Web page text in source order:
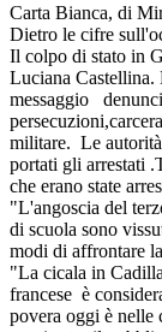
Carta Bianca, di
Dietro le cifre
Il colpo di stato in
Luciana Castellina.
messaggio
militare. Le
portati gli arrestati
che erano state
"L'angoscia del
di scuola sono
modi di affrontare
"La cicala in
francese è
povera oggi è nelle